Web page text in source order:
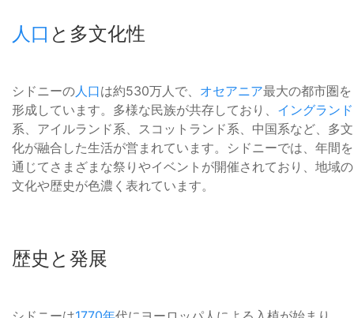
人口 と多文化性
シドニーの人口は約530万人で、 オセアニア最大の都市圏を
形成しています。多様な民族が共存しており、 イングランド
系、アイルランド系、スコットランド系、中国系など、多文
化が融合した生活が営まれています。シドニーでは、年間を
通じてさまざまな祭りやイベントが開催されており、地域の
文化や歴史が色濃く表れています。
歴史と発展